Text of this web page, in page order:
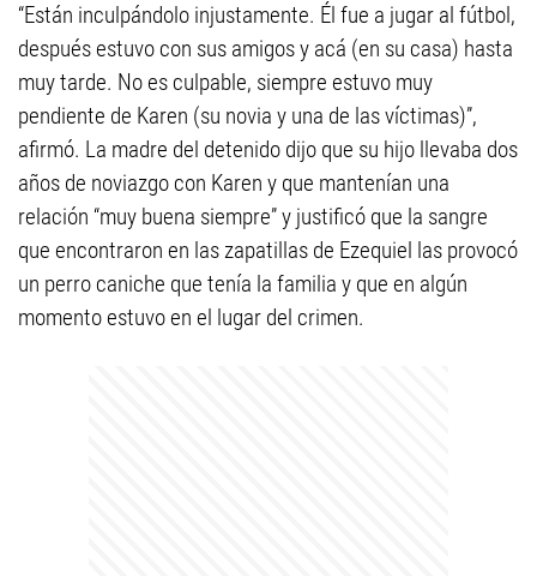
“Están inculpándolo injustamente. Él fue a jugar al fútbol,
después estuvo con sus amigos y acá (en su casa) hasta
muy tarde. No es culpable, siempre estuvo muy
pendiente de Karen (su novia y una de las víctimas)”,
afirmó. La madre del detenido dijo que su hijo llevaba dos
años de noviazgo con Karen y que mantenían una
relación “muy buena siempre” y justificó que la sangre
que encontraron en las zapatillas de Ezequiel las provocó
un perro caniche que tenía la familia y que en algún
momento estuvo en el lugar del crimen.